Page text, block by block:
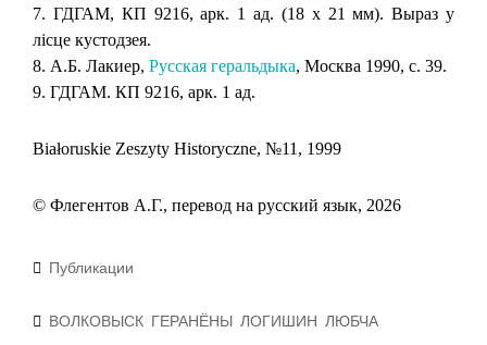
7. ГДГАМ, КП 9216, арк. 1 ад. (18 х 21 мм). Выраз у
лісце кустодзея.
8. А.Б. Лакиер, Русская геральдыка, Москва 1990, с. 39.
9. ГДГАМ. КП 9216, арк. 1 ад.
Białoruskie Zeszyty Historyczne, №11, 1999
© Флегентов А.Г., перевод на русский язык, 2026
Рубрики
Публикации
Метки
ВОЛКОВЫСК ГЕРАНЁНЫ ЛОГИШИН ЛЮБЧА